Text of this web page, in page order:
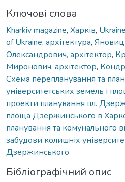
Ключові слова
Kharkiv magazine, Харків, Ukraine
of Ukraine, архітектура,
Олександрович, архітектор,
Миронович, архітектор,
Схема перепланування та
університетських земель і
проекти планування пл.
площа Дзержинського в
планування та комунального
забудови колишніх
Дзержинського
Бібліографічний опис